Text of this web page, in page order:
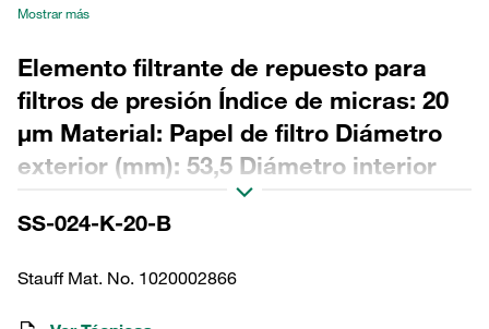
Mostrar más
Elemento filtrante de repuesto para
filtros de presión Índice de micras: 20
µm Material: Papel de filtro Diámetro
exterior (mm): 53,5 Diámetro interior
(mm): 24,2 Longitud (mm): 151 Sellado:
NBR, relación β >2
SS-024-K-20-B
Stauff Mat. No. 1020002866